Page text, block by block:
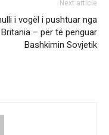
Next article
i vogël i pushtuar nga
Britania – për të penguar
Bashkimin Sovjetik